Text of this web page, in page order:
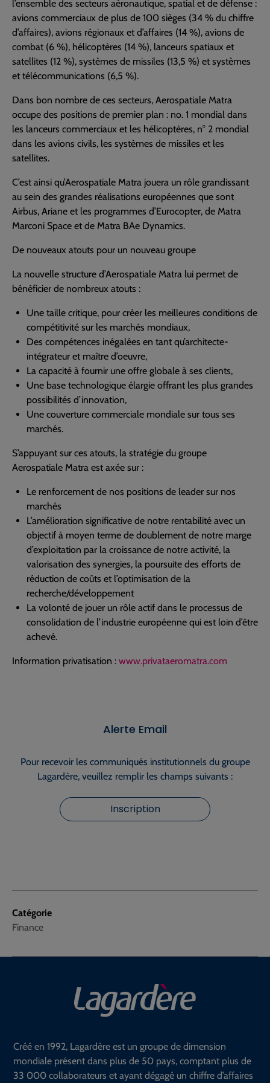
Catégorie
Finance
l’ensemble des secteurs aéronautique, spatial et de défense :
avions commerciaux de plus de 100 sièges (34 % du chiffre
d’affaires), avions régionaux et d’affaires (14 %), avions de
combat (6 %), hélicoptères (14 %), lanceurs spatiaux et
satellites (12 %), systèmes de missiles (13,5 %) et systèmes
et télécommunications (6,5 %).
Dans bon nombre de ces secteurs, Aerospatiale Matra
occupe des positions de premier plan : no. 1 mondial dans
les lanceurs commerciaux et les hélicoptères, n° 2 mondial
dans les avions civils, les systèmes de missiles et les
satellites.
C’est ainsi qu’Aerospatiale Matra jouera un rôle grandissant
au sein des grandes réalisations européennes que sont
Airbus, Ariane et les programmes d’Eurocopter, de Matra
Marconi Space et de Matra BAe Dynamics.
De nouveaux atouts pour un nouveau groupe
La nouvelle structure d’Aerospatiale Matra lui permet de
bénéficier de nombreux atouts :
Une taille critique, pour créer les meilleures conditions de
compétitivité sur les marchés mondiaux,
Des compétences inégalées en tant qu’architecte-
intégrateur et maître d’oeuvre,
La capacité à fournir une offre globale à ses clients,
Une base technologique élargie offrant les plus grandes
possibilités d’innovation,
Une couverture commerciale mondiale sur tous ses
marchés.
S’appuyant sur ces atouts, la stratégie du groupe
Aerospatiale Matra est axée sur :
Le renforcement de nos positions de leader sur nos
marchés
L’amélioration significative de notre rentabilité avec un
objectif à moyen terme de doublement de notre marge
d’exploitation par la croissance de notre activité, la
valorisation des synergies, la poursuite des efforts de
réduction de coûts et l’optimisation de la
recherche/développement
La volonté de jouer un rôle actif dans le processus de
consolidation de l’industrie européenne qui est loin d’être
achevé.
Information privatisation : www.privataeromatra.com
Alerte Email
Pour recevoir les communiqués institutionnels du groupe
Lagardère, veuillez remplir les champs suivants :
Inscription
Créé en 1992, Lagardère est un groupe de dimension
mondiale présent dans plus de 50 pays, comptant plus de
33 000 collaborateurs et ayant dégagé un chiffre d’affaires